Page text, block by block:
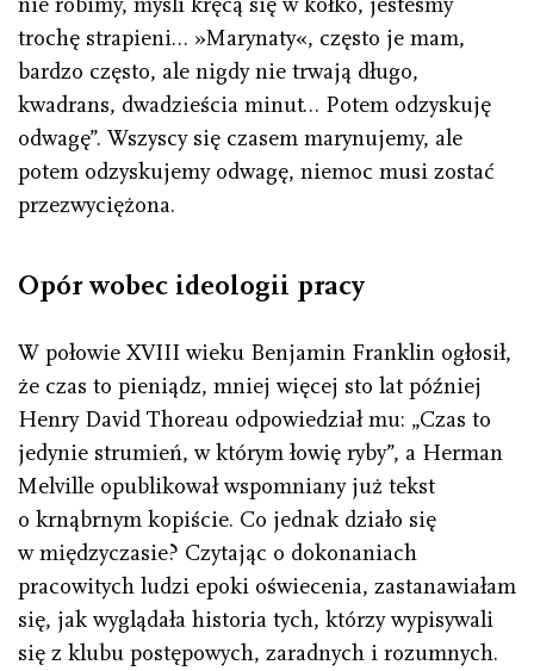
nie robimy, myśli kręcą się w kółko, jesteśmy
trochę strapieni… »Marynaty«, często je mam,
bardzo często, ale nigdy nie trwają długo,
kwadrans, dwadzieścia minut… Potem odzyskuję
odwagę”. Wszyscy się czasem marynujemy, ale
potem odzyskujemy odwagę, niemoc musi zostać
przezwyciężona.
Opór wobec ideologii pracy
W połowie XVIII wieku Benjamin Franklin ogłosił,
że czas to pieniądz, mniej więcej sto lat później
Henry David Thoreau odpowiedział mu: „Czas to
jedynie strumień, w którym łowię ryby”, a Herman
Melville opublikował wspomniany już tekst
o krnąbrnym kopiście. Co jednak działo się
w międzyczasie? Czytając o dokonaniach
pracowitych ludzi epoki oświecenia, zastanawiałam
się, jak wyglądała historia tych, którzy wypisywali
się z klubu postępowych, zaradnych i rozumnych.